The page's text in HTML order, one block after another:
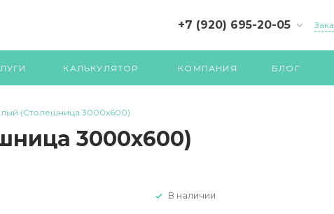
+7 (920) 695-20-05
КАЛЬКУЛЯТОР КОМПАНИЯ БЛОГ
(Столешница 3000х600)
3000х600)
В наличии